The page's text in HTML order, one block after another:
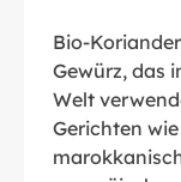
Bio-
Gewürz, das
Welt
Gerichten